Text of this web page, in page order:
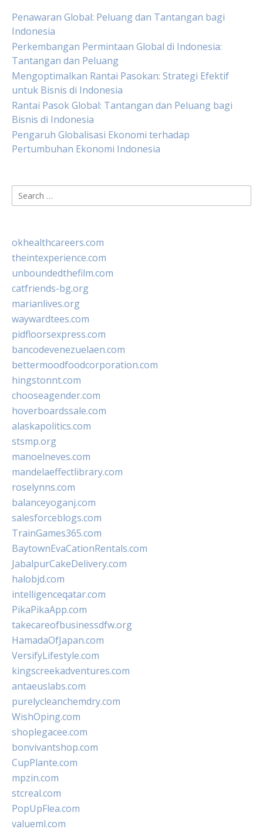
Penawaran Global: Peluang dan Tantangan bagi
Indonesia
Perkembangan Permintaan Global di Indonesia:
Tantangan dan Peluang
Mengoptimalkan Rantai Pasokan: Strategi Efektif
untuk Bisnis di Indonesia
Rantai Pasok Global: Tantangan dan Peluang bagi
Bisnis di Indonesia
Pengaruh Globalisasi Ekonomi terhadap
Pertumbuhan Ekonomi Indonesia
Search
for:
okhealthcareers.com
theintexperience.com
unboundedthefilm.com
catfriends-bg.org
marianlives.org
waywardtees.com
pidfloorsexpress.com
bancodevenezuelaen.com
bettermoodfoodcorporation.com
hingstonnt.com
chooseagender.com
hoverboardssale.com
alaskapolitics.com
stsmp.org
manoelneves.com
mandelaeffectlibrary.com
roselynns.com
balanceyoganj.com
salesforceblogs.com
TrainGames365.com
BaytownEvaCationRentals.com
JabalpurCakeDelivery.com
halobjd.com
intelligenceqatar.com
PikaPikaApp.com
takecareofbusinessdfw.org
HamadaOfJapan.com
VersifyLifestyle.com
kingscreekadventures.com
antaeuslabs.com
purelycleanchemdry.com
WishOping.com
shoplegacee.com
bonvivantshop.com
CupPlante.com
mpzin.com
stcreal.com
PopUpFlea.com
valueml.com